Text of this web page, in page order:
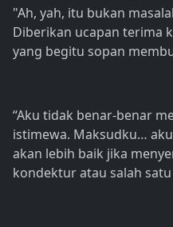
"Ah, yah, itu bukan
Diberikan ucapan terima
yang begitu sopan
“Aku tidak benar-benar
istimewa. Maksudku…
akan lebih baik jika
kondektur atau salah